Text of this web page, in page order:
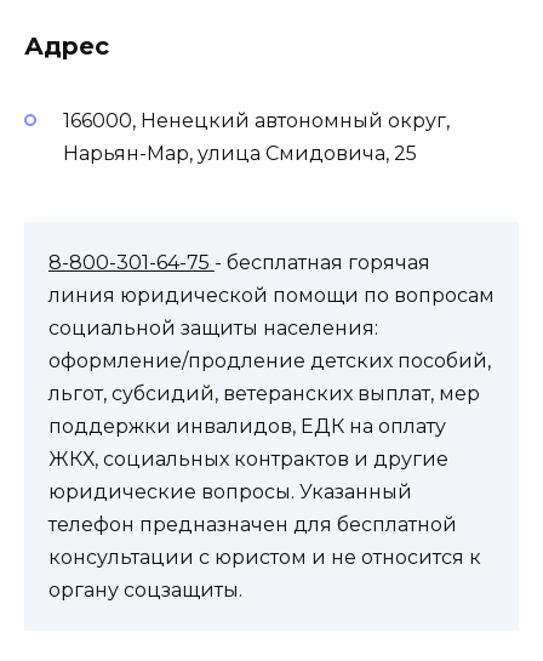
Адрес
166000, Ненецкий автономный округ,
Нарьян-Мар, улица Смидовича, 25
8-800-301-64-75 - бесплатная горячая
линия юридической помощи по вопросам
социальной защиты населения:
оформление/продление детских пособий,
льгот, субсидий, ветеранских выплат, мер
поддержки инвалидов, ЕДК на оплату
ЖКХ, социальных контрактов и другие
юридические вопросы. Указанный
телефон предназначен для бесплатной
консультации с юристом и не относится к
органу соцзащиты.